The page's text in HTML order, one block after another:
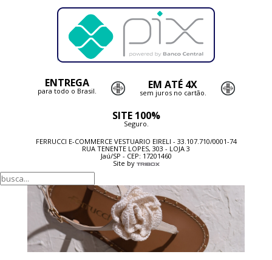
ENTREGA
para todo o Brasil. EM ATÉ 4X
sem juros no cartão.
SITE 100%
Seguro.
FERRUCCI E-COMMERCE VESTUARIO EIRELI - 33.107.710/0001-74
RUA TENENTE LOPES, 303 - LOJA 3
Jaú/SP - CEP: 17201460
Site by